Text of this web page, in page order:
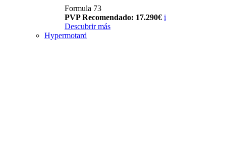
Formula 73
PVP Recomendado: 17.290€ i
Descubrir más
Hypermotard